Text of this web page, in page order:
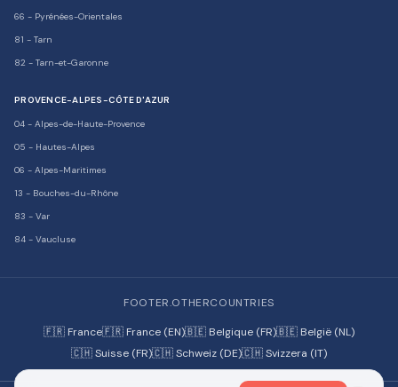
66 - Pyrénées-Orientales
81 - Tarn
82 - Tarn-et-Garonne
PROVENCE-ALPES-CÔTE D'AZUR
04 - Alpes-de-Haute-Provence
05 - Hautes-Alpes
06 - Alpes-Maritimes
13 - Bouches-du-Rhône
83 - Var
84 - Vaucluse
FOOTER.OTHERCOUNTRIES
🇫🇷 France🇫🇷 France (EN)🇧🇪 Belgique (FR)🇧🇪 België (NL)
🇨🇭 Suisse (FR)🇨🇭 Schweiz (DE)🇨🇭 Svizzera (IT)